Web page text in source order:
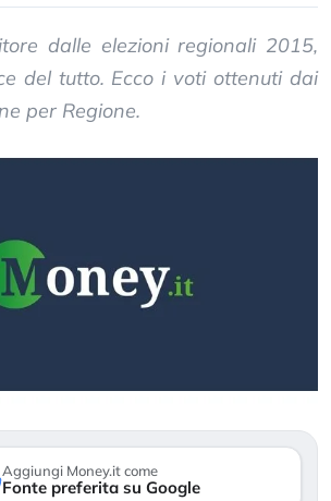
dalle elezioni regionali 2015,
del tutto. Ecco i voti ottenuti dai
per Regione.
Aggiungi Money.it come
Fonte preferita su Google